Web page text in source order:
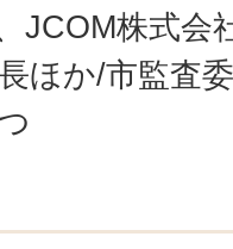
JCOM株式会
ほか/市監査